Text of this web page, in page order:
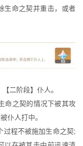
命之契并重击，或者
二阶段】仆人。
命之契的情况下被其攻
仆人打中。
过程不被施加生命之契;